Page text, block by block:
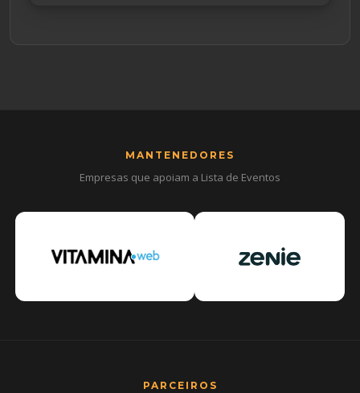
MANTENEDORES
Empresas que apoiam a Lista de Eventos
PARCEIROS